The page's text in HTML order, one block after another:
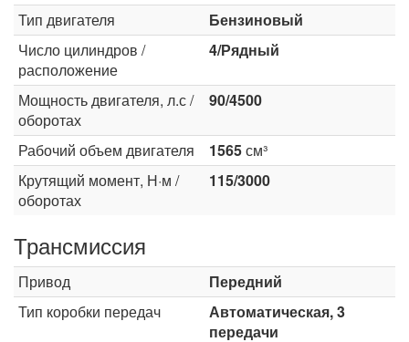
Тип двигателя
Бензиновый
Число цилиндров /
расположение
4/Рядный
Мощность двигателя, л.с /
оборотах
90/4500
Рабочий объем двигателя 1565см³
Крутящий момент, Н·м /
оборотах
115/3000
Трансмиссия
Привод
Передний
Тип коробки передач
Автоматическая, 3
передачи